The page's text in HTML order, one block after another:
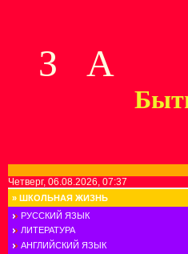
З А
Четверг, 06.08.2026, 07:37
» ШКОЛЬНАЯ ЖИЗНЬ
РУССКИЙ ЯЗЫК
ЛИТЕРАТУРА
АНГЛИЙСКИЙ ЯЗЫК